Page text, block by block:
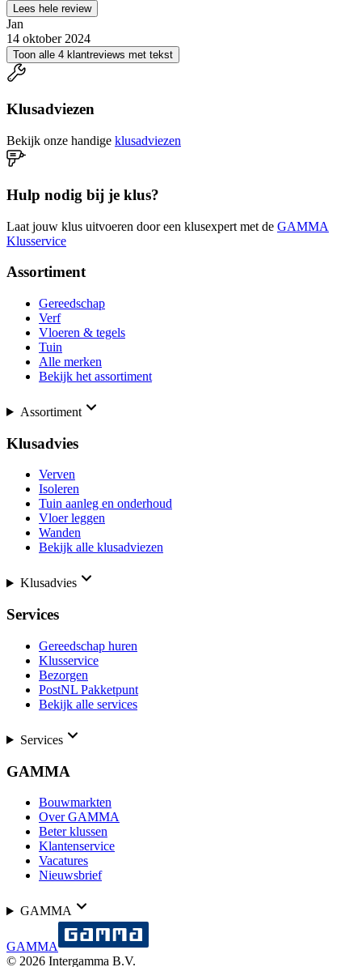
Lees hele review
Jan
14 oktober 2024
Toon alle 4 klantreviews met tekst
Klusadviezen
Bekijk onze handige klusadviezen
Hulp nodig bij je klus?
Laat jouw klus uitvoeren door een klusexpert met de GAMMA
Klusservice
Assortiment
Gereedschap
Verf
Vloeren & tegels
Tuin
Alle merken
Bekijk het assortiment
Assortiment
Klusadvies
Verven
Isoleren
Tuin aanleg en onderhoud
Vloer leggen
Wanden
Bekijk alle klusadviezen
Klusadvies
Services
Gereedschap huren
Klusservice
Bezorgen
PostNL Pakketpunt
Bekijk alle services
Services
GAMMA
Bouwmarkten
Over GAMMA
Beter klussen
Klantenservice
Vacatures
Nieuwsbrief
GAMMA
GAMMA
© 2026 Intergamma B.V.